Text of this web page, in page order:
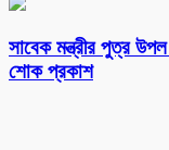
সাবেক মন্ত্রীর পুত্র
শোক প্রকাশ